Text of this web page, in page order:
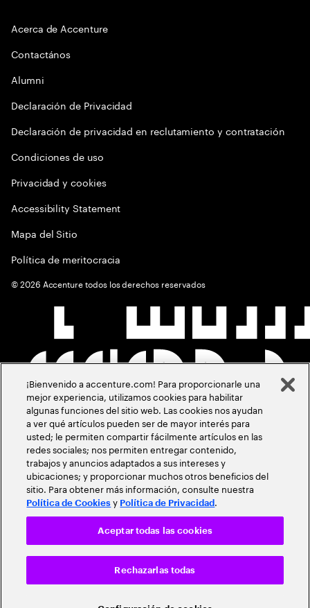
Acerca de Accenture
Contactános
Alumni
Declaración de Privacidad
Declaración de privacidad en reclutamiento y contratación
Condiciones de uso
Privacidad y cookies
Accessibility Statement
Mapa del Sitio
Política de meritocracia
©2026 Accenture todos los derechos reservados
¡Bienvenido a accenture.com! Para proporcionarle una
mejor experiencia, utilizamos cookies para habilitar
algunas funciones del sitio web. Las cookies nos ayudan
a ver qué artículos pueden ser de mayor interés para
usted; le permiten compartir fácilmente artículos en las
redes sociales; nos permiten entregar contenido,
trabajos y anuncios adaptados a sus intereses y
ubicaciones; y proporcionar muchos otros beneficios del
sitio. Para obtener más información, consulte nuestra
Política de Cookies y Política de Privacidad .
Rechazarlas todas
Aceptar todas las cookies